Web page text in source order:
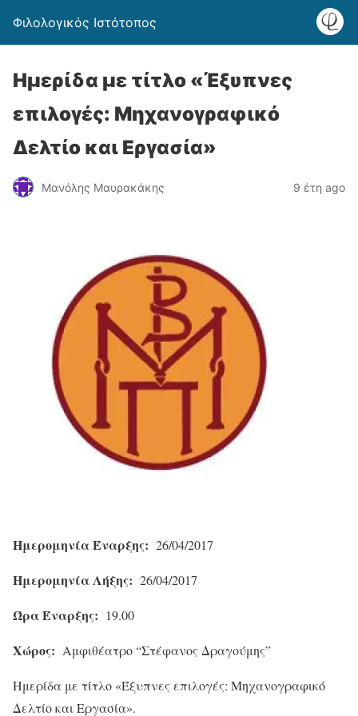
Φιλολογικός Ιστότοπος
Ημερίδα με τίτλο «Έξυπνες
επιλογές: Μηχανογραφικό
Δελτίο και Εργασία»
Μανόλης Μαυρακάκης 9 έτη ago
Ημερομηνία Έναρξης: 26/04/2017
Ημερομηνία Λήξης: 26/04/2017
Ώρα Έναρξης: 19.00
Χώρος: Αμφιθέατρο “Στέφανος Δραγούμης”
Ημερίδα με τίτλο «Έξυπνες επιλογές: Μηχανογραφικό
Δελτίο και Εργασία».